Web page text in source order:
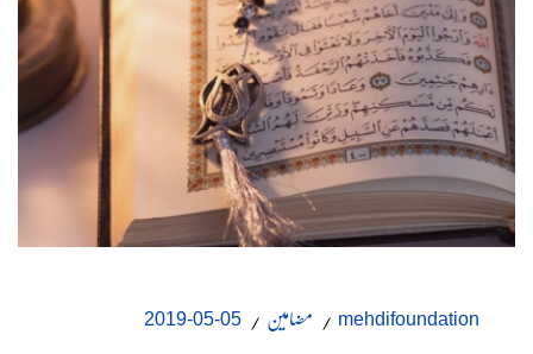
mehdifoundation مضامین 05-05-2019